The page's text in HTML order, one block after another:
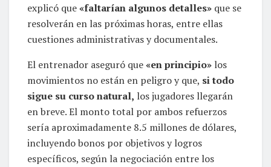
explicó que«faltarían algunos detalles» que se
resolverán en las próximas horas, entre ellas
cuestiones administrativas y documentales.
El entrenador aseguró que«en principio» los
movimientos no están en peligro y que, si todo
sigue su curso natural, los jugadores llegarán
en breve. El monto total por ambos refuerzos
sería aproximadamente 8.5 millones de dólares,
incluyendo bonos por objetivos y logros
específicos, según la negociación entre los